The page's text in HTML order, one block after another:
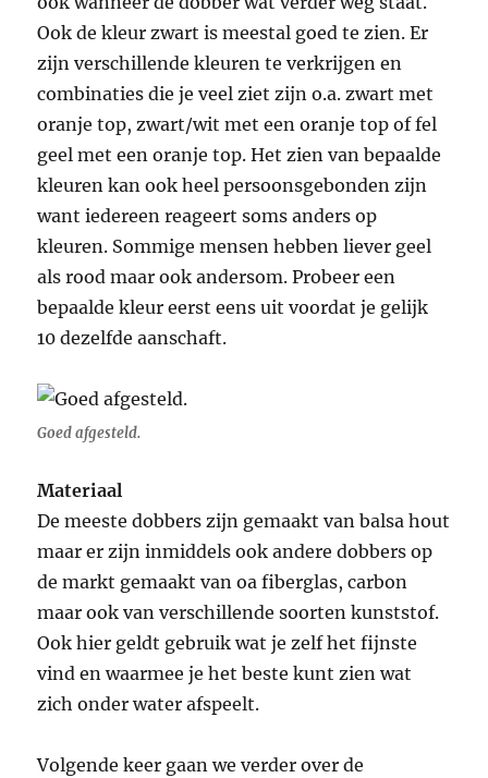
Ook de kleur zwart is meestal goed te zien. Er
zijn verschillende kleuren te verkrijgen en
combinaties die je veel ziet zijn o.a. zwart met
oranje top, zwart/wit met een oranje top of fel
geel met een oranje top. Het zien van bepaalde
kleuren kan ook heel persoonsgebonden zijn
want iedereen reageert soms anders op
kleuren. Sommige mensen hebben liever geel
als rood maar ook andersom. Probeer een
bepaalde kleur eerst eens uit voordat je gelijk
10 dezelfde aanschaft.
Goed afgesteld.
Materiaal
De meeste dobbers zijn gemaakt van balsa hout
maar er zijn inmiddels ook andere dobbers op
de markt gemaakt van oa fiberglas, carbon
maar ook van verschillende soorten kunststof.
Ook hier geldt gebruik wat je zelf het fijnste
vind en waarmee je het beste kunt zien wat
zich onder water afspeelt.
Volgende keer gaan we verder over de